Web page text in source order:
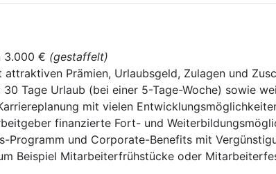
3.000 € (gestaffelt)
Prämien, Urlaubsgeld, Zulagen und
Tage Urlaub (bei einer 5-Tage-Woche) sowie
mit vielen
finanzierte Fort- und
Programm und Corporate-Benefits mit
Beispiel Mitarbeiterfrühstücke oder